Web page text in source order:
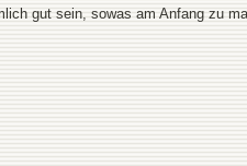
gut sein, sowas am Anfang zu